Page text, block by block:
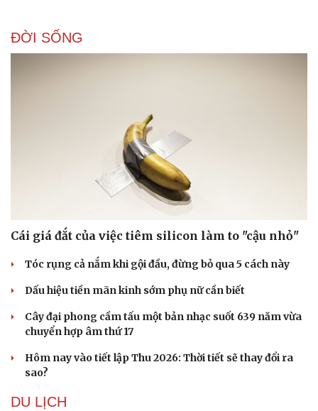
ĐỜI SỐNG
Cái giá đắt của việc tiêm silicon làm to "cậu nhỏ"
Tóc rụng cả nắm khi gội đầu, đừng bỏ qua 5 cách này
Dấu hiệu tiền mãn kinh sớm phụ nữ cần biết
Cây đại phong cầm tấu một bản nhạc suốt 639 năm vừa
chuyển hợp âm thứ 17
Hôm nay vào tiết lập Thu 2026: Thời tiết sẽ thay đổi ra
sao?
DU LỊCH